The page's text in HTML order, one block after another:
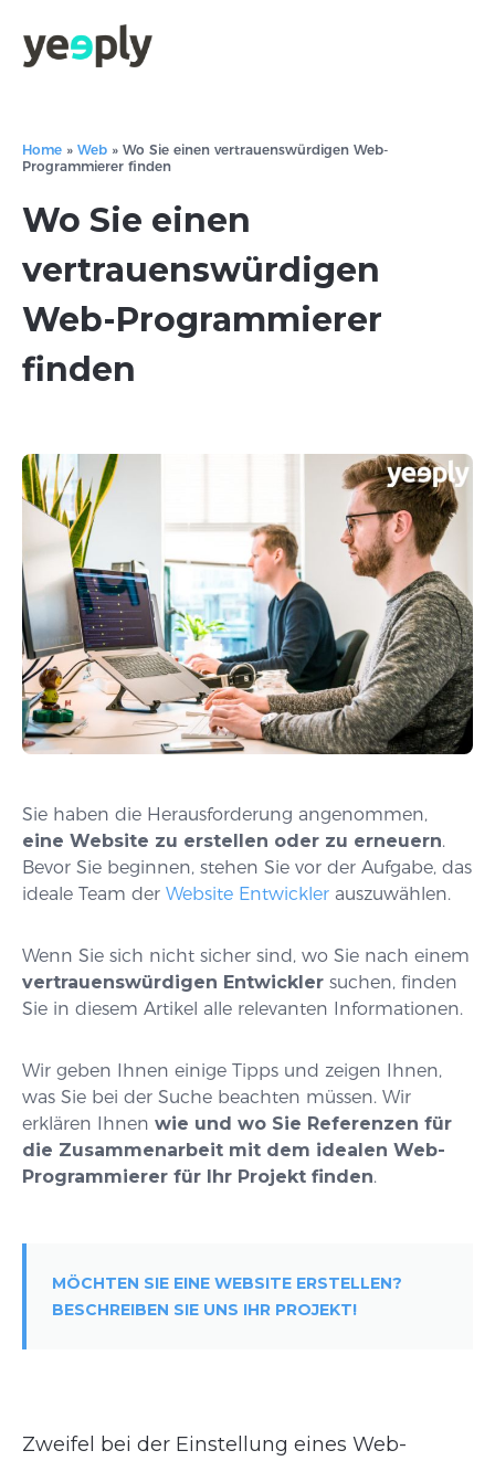
Home » Web » Wo Sie einen vertrauenswürdigen Web-
Programmierer finden
Wo Sie einen
vertrauenswürdigen
Web-Programmierer
finden
Sie haben die Herausforderung angenommen,
eine Website zu erstellen oder zu erneuern.
Bevor Sie beginnen, stehen Sie vor der Aufgabe, das
ideale Team der Website Entwickler auszuwählen.
Wenn Sie sich nicht sicher sind, wo Sie nach einem
vertrauenswürdigen Entwickler suchen, finden
Sie in diesem Artikel alle relevanten Informationen.
Wir geben Ihnen einige Tipps und zeigen Ihnen,
was Sie bei der Suche beachten müssen. Wir
erklären Ihnen wie und wo Sie Referenzen für
die Zusammenarbeit mit dem idealen Web-
Programmierer für Ihr Projekt finden.
MÖCHTEN SIE EINE WEBSITE ERSTELLEN?
BESCHREIBEN SIE UNS IHR PROJEKT!
Zweifel bei der Einstellung eines Web-